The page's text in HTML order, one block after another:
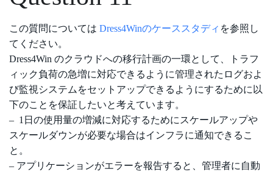
この質問については Dress4Winのケーススタディ を参照し
てください。
Dress4Win のクラウドへの移行計画の一環として、トラフ
ィック負荷の急増に対応できるように管理されたログおよ
び監視システムをセットアップできるようにするために以
下のことを保証したいと考えています。
– 1日の使用量の増減に対応するためにスケールアップや
スケールダウンが必要な場合はインフラに通知できるこ
と。
– アプリケーションがエラーを報告すると、管理者に自動